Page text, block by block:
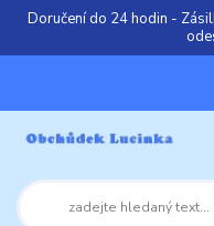
Doručení do 24 hodin -